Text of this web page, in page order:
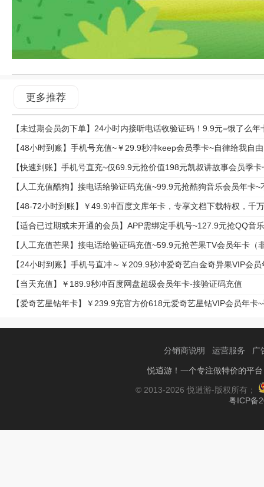
更多推荐
【未过期会员勿下单】24小时内接听电话收验证码！9.9元=饿了么
【48小时到账】手机号充值~￥29.9秒冲keep会员季卡~自律给我自
【快速到账】手机号直充~仅69.9元抢价值198元凯叔讲故事会员季
【人工充值酷狗】接电话给验证码充值~99.9元抢酷狗音乐会员年卡
【48-72小时到账】￥49.9冲百度文库年卡，专享文档下载特权，千
【适合已过期或未开通的会员】APP需绑定手机号~127.9元抢QQ
【人工充值芒果】接电话给验证码充值~59.9元抢芒果TV会员年卡
【24小时到账】手机号直冲～￥209.9秒冲爱奇艺白金奇异果VIP会
【当天充值】￥189.9秒冲百度网盘超级会员年卡-接验证码充值
【爱奇艺星钻年卡】￥239.9充官方价618元爱奇艺星钻VIP会员年
分销商说明 运营服务 广
悦逍游！一个专注做特价的平
© 2013-2026 悦逍游-版权所有；
粤ICP备